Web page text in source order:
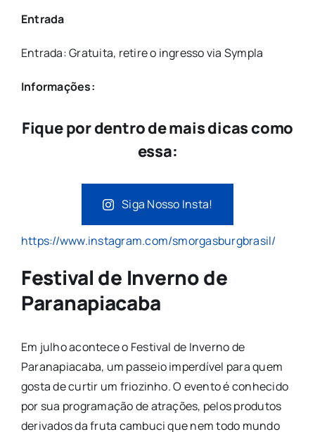
Entrada
Entrada: Gratuita, retire o ingresso via Sympla
Informações:
Fique por dentro de mais dicas como
essa:
Siga Nosso Insta!
https://www.instagram.com/smorgasburgbrasil/
Festival de Inverno de
Paranapiacaba
Em julho acontece o Festival de Inverno de
Paranapiacaba, um passeio imperdível para quem
gosta de curtir um friozinho. O evento é conhecido
por sua programação de atrações, pelos produtos
derivados da fruta cambuci que nem todo mundo